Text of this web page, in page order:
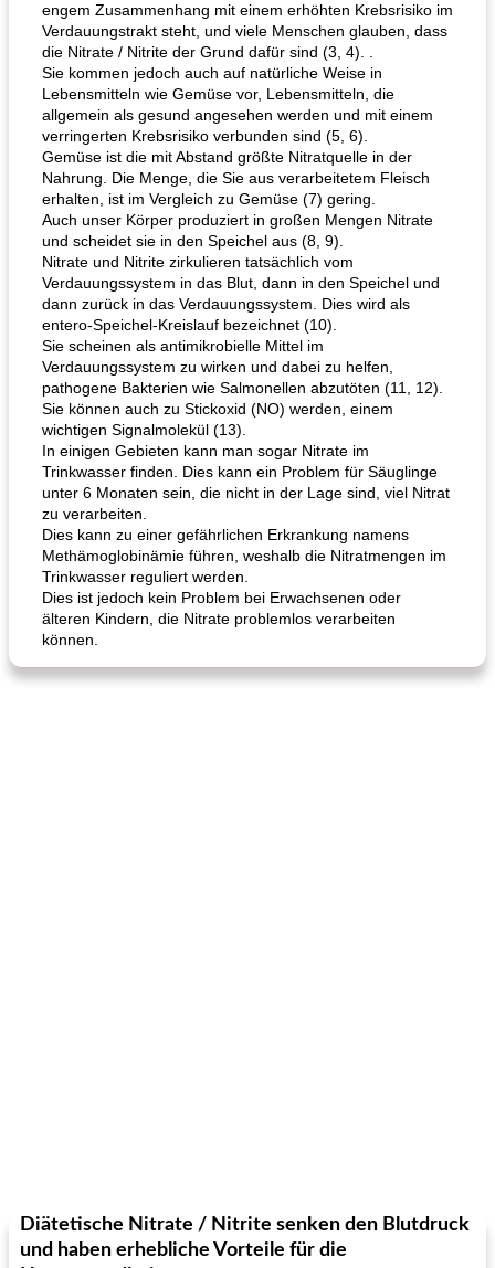
engem Zusammenhang mit einem erhöhten Krebsrisiko im
Verdauungstrakt steht, und viele Menschen glauben, dass
die Nitrate / Nitrite der Grund dafür sind (3, 4). .
Sie kommen jedoch auch auf natürliche Weise in
Lebensmitteln wie Gemüse vor, Lebensmitteln, die
allgemein als gesund angesehen werden und mit einem
verringerten Krebsrisiko verbunden sind (5, 6).
Gemüse ist die mit Abstand größte Nitratquelle in der
Nahrung. Die Menge, die Sie aus verarbeitetem Fleisch
erhalten, ist im Vergleich zu Gemüse (7) gering.
Auch unser Körper produziert in großen Mengen Nitrate
und scheidet sie in den Speichel aus (8, 9).
Nitrate und Nitrite zirkulieren tatsächlich vom
Verdauungssystem in das Blut, dann in den Speichel und
dann zurück in das Verdauungssystem. Dies wird als
entero-Speichel-Kreislauf bezeichnet (10).
Sie scheinen als antimikrobielle Mittel im
Verdauungssystem zu wirken und dabei zu helfen,
pathogene Bakterien wie Salmonellen abzutöten (11, 12).
Sie können auch zu Stickoxid (NO) werden, einem
wichtigen Signalmolekül (13).
In einigen Gebieten kann man sogar Nitrate im
Trinkwasser finden. Dies kann ein Problem für Säuglinge
unter 6 Monaten sein, die nicht in der Lage sind, viel Nitrat
zu verarbeiten.
Dies kann zu einer gefährlichen Erkrankung namens
Methämoglobinämie führen, weshalb die Nitratmengen im
Trinkwasser reguliert werden.
Dies ist jedoch kein Problem bei Erwachsenen oder
älteren Kindern, die Nitrate problemlos verarbeiten
können.
Diätetische Nitrate / Nitrite senken den Blutdruck
und haben erhebliche Vorteile für die